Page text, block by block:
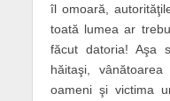
îl omoară,
toată lumea ar
făcut datoria! Aşa
hăitaşi,
oameni şi victima